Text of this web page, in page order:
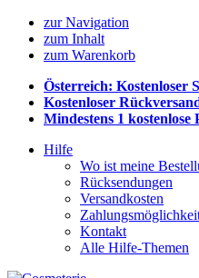
zur Navigation
zum Inhalt
zum Warenkorb
Österreich: Kostenloser
Kostenloser
Mindestens 1 kostenlose
Hilfe
Wo ist meine
Rücksendungen
Versandkosten
Kontakt
Alle Hilfe-Themen